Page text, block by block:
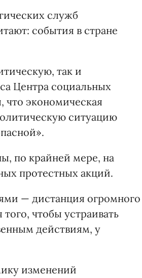
служб
события в стране
так и
Центра социальных
что экономическая
ситуацию
по крайней мере, на
протестных акций.
— дистанция огромного
чтобы устраивать
действиям, у
изменений